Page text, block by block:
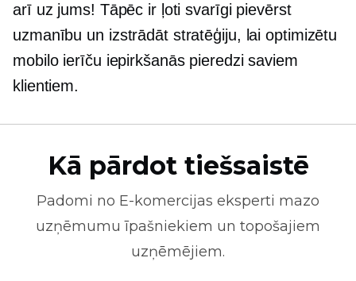
arī uz jums! Tāpēc ir ļoti svarīgi pievērst
uzmanību un izstrādāt stratēģiju, lai optimizētu
mobilo ierīču iepirkšanās pieredzi saviem
klientiem.
Kā pārdot tiešsaistē
Padomi no E-komercijas eksperti mazo
uzņēmumu īpašniekiem un topošajiem
uzņēmējiem.